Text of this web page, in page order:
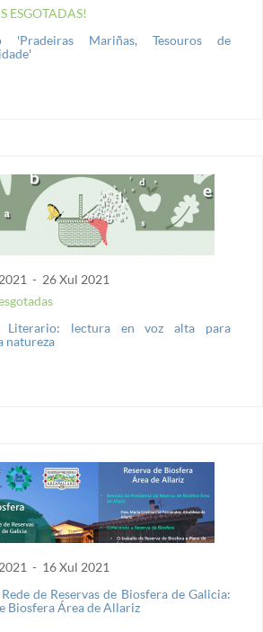
ESGOTADAS!
'Pradeiras Mariñas, Tesouros de
- 26 Xul 2021
Literario: lectura en voz alta para
natureza
- 16 Xul 2021
de Reservas de Biosfera de Galicia:
Biosfera Área de Allariz